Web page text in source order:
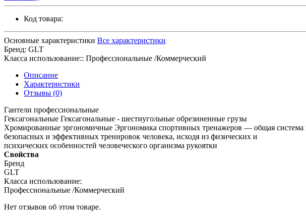
Код товара:
Основные характеристики Все характеристики
Бренд: GLT
Класса использование:: Профессиональные /Коммерческий
Описание
Характеристики
Отзывы (0)
Гантели профессиональные
Гексагональные Гексагональные - шестиугольные обрезиненные грузы
Хромированные эргономичные Эргономика спортивных тренажеров — общая система
безопасных и эффективных тренировок человека, исходя из физических и
психических особенностей человеческого организма рукоятки
Свойства
Бренд
GLT
Класса использование:
Профессиональные /Коммерческий
Нет отзывов об этом товаре.